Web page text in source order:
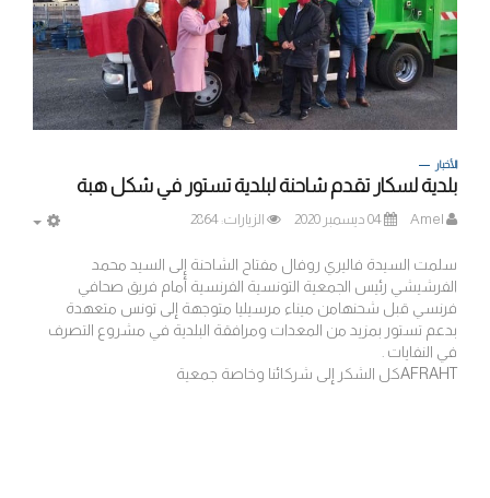
الأخبار
بلدية لسكار تقدم شاحنة لبلدية تستور في شكل هبة
Amel 04 ديسمبر 2020 الزيارات: 2864
سلمت السيدة فاليري روفال مفتاح الشاحنة إلى السيد محمد
الفرشيشي رئيس الجمعية التونسية الفرنسية أمام فريق صحافي
فرنسي قبل شحنهامن ميناء مرسيليا متوجهة إلى تونس متعهدة
بدعم تستور بمزيد من المعدات ومرافقة البلدية في مشروع التصرف
في النفايات .
AFRAHTكل الشكر إلى شركائنا وخاصة جمعية